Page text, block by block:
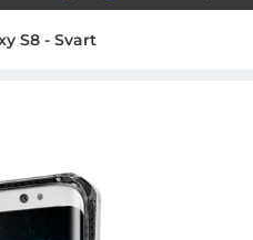
S8 - Svart